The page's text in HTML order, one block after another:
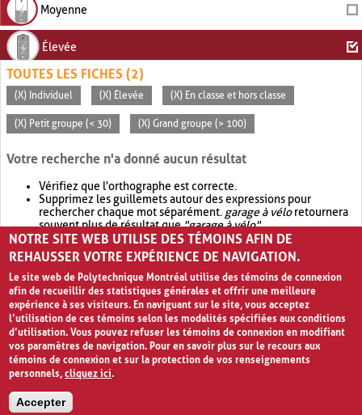
Moyenne
Élevée
TOUTES LES FICHES (2)
(X) Individuel (X) Élevée (X) En classe et hors classe
(X) Petit groupe (< 30) (X) Grand groupe (> 100)
Votre recherche n'a donné aucun résultat
Vérifiez que l'orthographe est correcte.
Supprimez les guillemets autour des expressions pour
rechercher chaque mot séparément. garage à véloretournera
souvent plus de résultat que"garage à vélo".
Envisagez d'élargir votre recherche avec OR.garage OR vélo
retournera souvent plus de résultat quegarage à vélo
NOTRE SITE WEB UTILISE DES TÉMOINS AFIN DE
REHAUSSER VOTRE EXPÉRIENCE DE NAVIGATION.
Le site web de Polytechnique Montréal utilise des témoins de connexion
afin de recueillir des statistiques générales et offrir une meilleure
expérience à ses visiteurs. En naviguant sur le site, vous acceptez
l’utilisation de ces témoins selon les modalités spécifiées aux conditions
d’utilisation. Vous pouvez refuser les témoins de connexion en modifiant
vos paramètres de navigation. Pour en savoir plus sur le recours aux
témoins de connexion et sur la protection de vos renseignements
personnels,cliquez ici.
Accepter